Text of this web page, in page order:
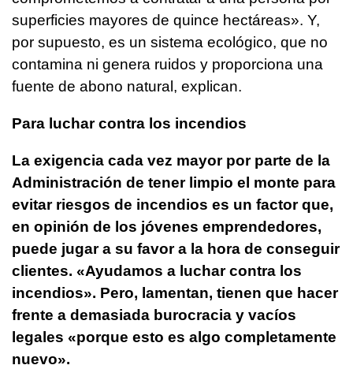
superficies mayores de quince hectáreas». Y,
por supuesto, es un sistema ecológico, que no
contamina ni genera ruidos y proporciona una
fuente de abono natural, explican.
Para luchar contra los incendios
La exigencia cada vez mayor por parte de la
Administración de tener limpio el monte para
evitar riesgos de incendios es un factor que,
en opinión de los jóvenes emprendedores,
puede jugar a su favor a la hora de conseguir
clientes. «Ayudamos a luchar contra los
incendios». Pero, lamentan, tienen que hacer
frente a demasiada burocracia y vacíos
legales «porque esto es algo completamente
nuevo».